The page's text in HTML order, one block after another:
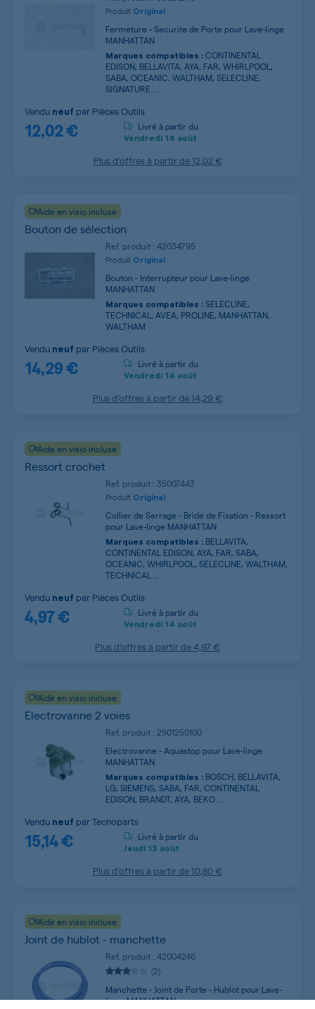
Produit Original
Fermeture - Securite de Porte pour Lave-linge
MANHATTAN
Marques compatibles : CONTINENTAL
EDISON, BELLAVITA, AYA, FAR, WHIRLPOOL,
SABA, OCEANIC, WALTHAM, SELECLINE,
SIGNATURE ...
12,02 €
Vendu neuf par Pièces Outils
Livré à partir du
Vendredi 14 août
Plus d’offres à partir de12,02 €
Aide en visio incluse
Bouton de sélection
Ref. produit : 42034795
Produit Original
Bouton - Interrupteur pour Lave-linge
MANHATTAN
Marques compatibles : SELECLINE,
TECHNICAL, AVEA, PROLINE, MANHATTAN,
WALTHAM
14,29 €
Vendu neuf par Pièces Outils
Livré à partir du
Vendredi 14 août
Plus d’offres à partir de14,29 €
Aide en visio incluse
Ressort crochet
Ref. produit : 35007443
Produit Original
Collier de Serrage - Bride de Fixation - Ressort
pour Lave-linge MANHATTAN
Marques compatibles : BELLAVITA,
CONTINENTAL EDISON, AYA, FAR, SABA,
OCEANIC, WHIRLPOOL, SELECLINE, WALTHAM,
TECHNICAL ...
4,97 €
Vendu neuf par Pièces Outils
Livré à partir du
Vendredi 14 août
Plus d’offres à partir de4,97 €
Aide en visio incluse
Electrovanne 2 voies
Ref. produit : 2901250100
Electrovanne - Aquastop pour Lave-linge
MANHATTAN
Marques compatibles : BOSCH, BELLAVITA,
LG, SIEMENS, SABA, FAR, CONTINENTAL
EDISON, BRANDT, AYA, BEKO ...
15,14 €
Vendu neuf parTecnoparts
Livré à partir du
Jeudi 13 août
Plus d’offres à partir de10,80 €
Aide en visio incluse
Joint de hublot - manchette
Ref. produit : 42004246
(2)
Manchette - Joint de Porte - Hublot pour Lave-
linge MANHATTAN